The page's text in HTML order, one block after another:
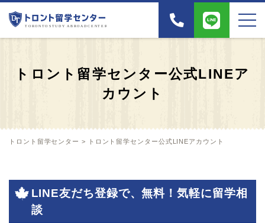
トロント留学センター公式LINEア
カウント
トロント留学センター > トロント留学センター公式LINEアカウント
LINE友だち登録で、無料！気軽に留学相
談